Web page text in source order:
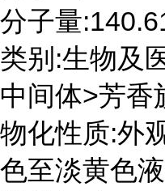
分子量
类别:生物及
中间体>芳香
物化性质:外
色至淡黄色